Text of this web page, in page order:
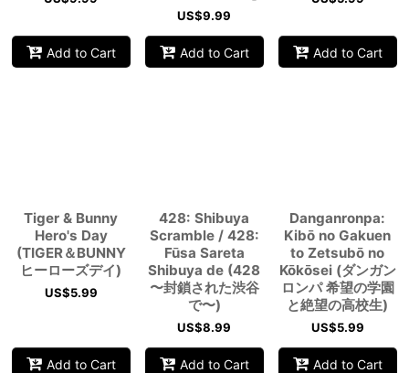
Add to Cart
US$9.99
Add to Cart Add to Cart
Tiger & Bunny
Hero's Day
(TIGER＆BUNNY
ヒーローズデイ)
US$5.99
Add to Cart
428: Shibuya
Scramble / 428:
Fūsa Sareta
Shibuya de (428
〜封鎖された渋谷
で〜)
US$8.99
Add to Cart
Danganronpa:
Kibō no Gakuen
to Zetsubō no
Kōkōsei (ダンガン
ロンパ 希望の学園
と絶望の高校生)
US$5.99
Add to Cart